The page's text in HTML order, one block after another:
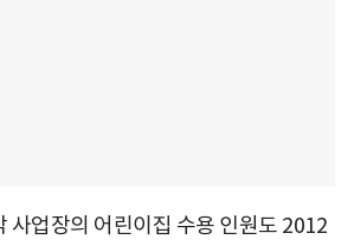
사업장의 어린이집 수용 인원도 2012